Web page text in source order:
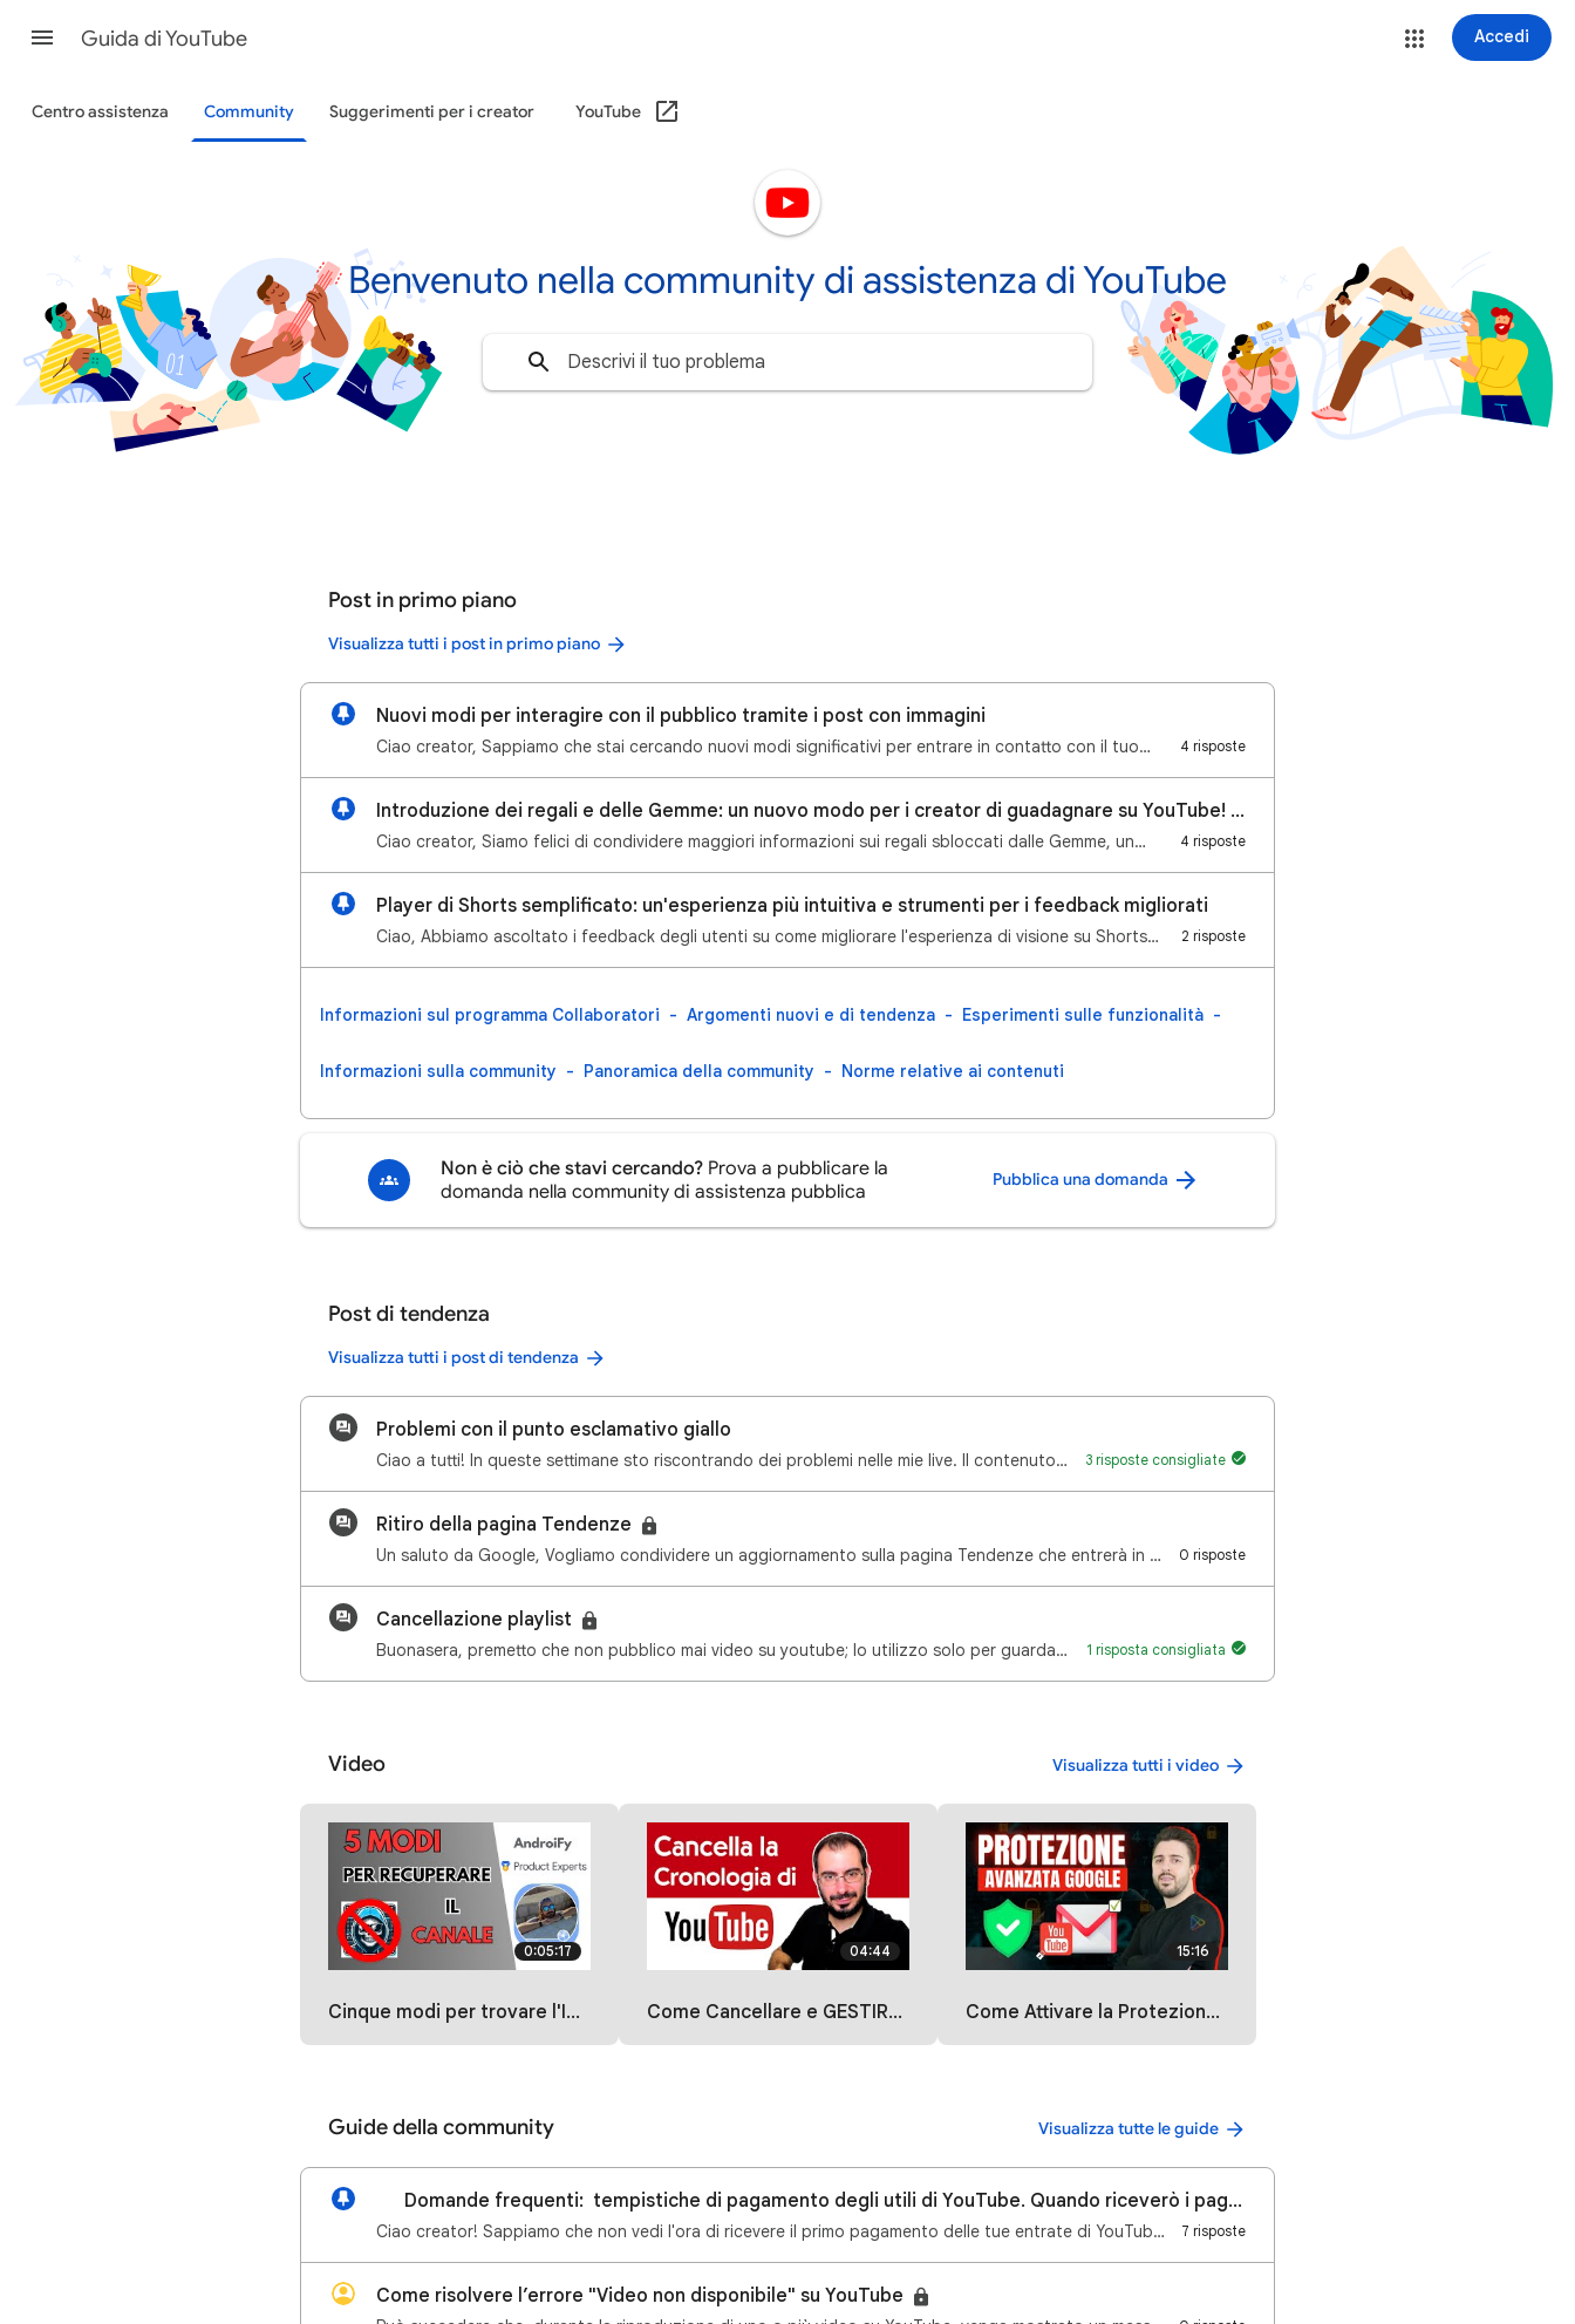
Guida di YouTube Accedi
Centro assistenza Community Suggerimenti per i creator YouTube
Benvenuto nella community di assistenza di YouTube
Post in primo piano
Visualizza tutti i post in primo piano
Nuovi modi per interagire con il pubblico tramite i post con immagini
Ciao creator, Sappiamo che stai cercando nuovi modi significativi per entrare in contatto con il tuo… 4 risposte
Introduzione dei regali e delle Gemme: un nuovo modo per i creator di guadagnare su YouTube! ✨
Ciao creator, Siamo felici di condividere maggiori informazioni sui regali sbloccati dalle Gemme, un… 4 risposte
Player di Shorts semplificato: un'esperienza più intuitiva e strumenti per i feedback migliorati
Ciao, Abbiamo ascoltato i feedback degli utenti su come migliorare l'esperienza di visione su Shorts… 2 risposte
Informazioni sul programma Collaboratori Argomenti nuovi e di tendenza Esperimenti sulle funzionalità
Informazioni sulla community Panoramica della community Norme relative ai contenuti
Non è ciò che stavi cercando? Prova a pubblicare la
domanda nella community di assistenza pubblica
Pubblica una domanda
Post di tendenza
Visualizza tutti i post di tendenza
Problemi con il punto esclamativo giallo
Ciao a tutti! In queste settimane sto riscontrando dei problemi nelle mie live. Il contenuto non e’ … 3 risposte consigliate
Ritiro della pagina Tendenze
Un saluto da Google, Vogliamo condividere un aggiornamento sulla pagina Tendenze che entrerà in vigo… 0 risposte
Cancellazione playlist
Buonasera, premetto che non pubblico mai video su youtube; lo utilizzo solo per guardare video di al… 1 risposta consigliata
Video Visualizza tutti i video
0:05:17
Cinque modi per trovare l'ID del canale YouTube
04:44
Come Cancellare e GESTIRE la Cronologia YouTube dal Cellulare
15:16
Come Attivare la Protezione Avanzata Google per mettere in Sicurezza il tuo Canale YouTube e Gmail 🔒
Guide della community Visualizza tutte le guide
🔍 Domande frequenti: tempistiche di pagamento degli utili di YouTube. Quando riceverò i pagamenti?
Ciao creator! Sappiamo che non vedi l'ora di ricevere il primo pagamento delle tue entrate di YouTub… 7 risposte
Come risolvere l’errore "Video non disponibile" su YouTube